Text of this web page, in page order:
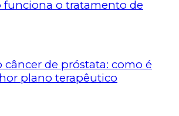
funciona o tratamento de
de próstata: como é
plano terapêutico